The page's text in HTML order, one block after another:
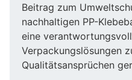
Beitrag zum
nachhaltigen PP-
eine
Verpackungslösungen
Qualitätsansprüchen